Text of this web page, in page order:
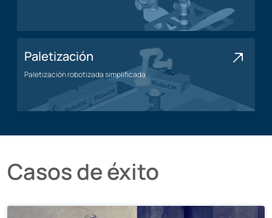
Paletización
Paletización robotizada simplificada
Aplicación de paletización
Casos de éxito